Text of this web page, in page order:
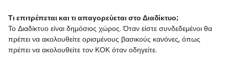
Τι επιτρέπεται και τι απαγορεύεται στο Διαδίκτυο;
Το Διαδίκτυο είναι δημόσιος χώρος. Όταν είστε συνδεδεμένοι θα
πρέπει να ακολουθείτε ορισμένους βασικούς κανόνες, όπως
πρέπει να ακολουθείτε τον ΚΟΚ όταν οδηγείτε.